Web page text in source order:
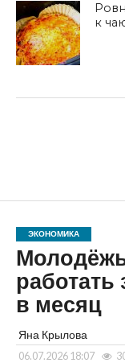
к
ЭКОНОМИКА
работать
в месяц
Яна Крылова
06.07.2026 18:07